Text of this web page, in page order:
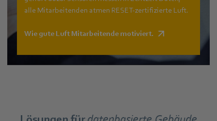
alle Mitarbeitenden atmen RESET-zertifizierte Luft.
Wie gute Luft Mitarbeitende motiviert.